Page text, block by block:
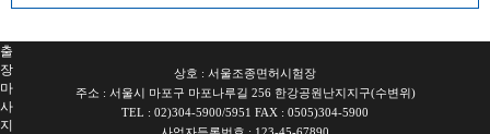
안
출
장
마
사
지
상호 : 서울조종면허시험장
주소 : 서울시 마포구 마포나루길 256 한강공원난지지구(수변위)
TEL : 02)304-5900/5951 FAX : 0505)304-5900